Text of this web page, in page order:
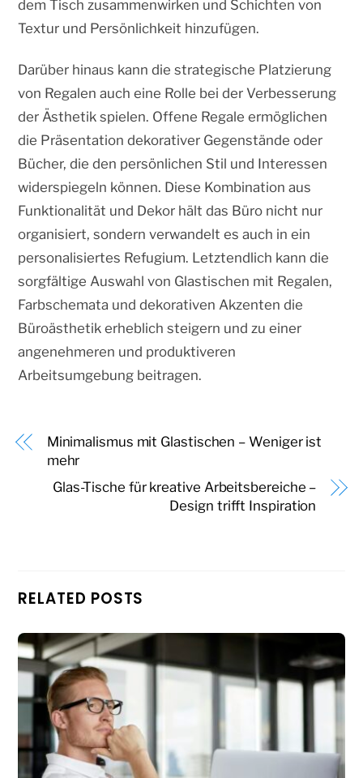
dem Tisch zusammenwirken und Schichten von
Textur und Persönlichkeit hinzufügen.
Darüber hinaus kann die strategische Platzierung
von Regalen auch eine Rolle bei der Verbesserung
der Ästhetik spielen. Offene Regale ermöglichen
die Präsentation dekorativer Gegenstände oder
Bücher, die den persönlichen Stil und Interessen
widerspiegeln können. Diese Kombination aus
Funktionalität und Dekor hält das Büro nicht nur
organisiert, sondern verwandelt es auch in ein
personalisiertes Refugium. Letztendlich kann die
sorgfältige Auswahl von Glastischen mit Regalen,
Farbschemata und dekorativen Akzenten die
Büroästhetik erheblich steigern und zu einer
angenehmeren und produktiveren
Arbeitsumgebung beitragen.
Minimalismus mit Glastischen – Weniger ist
mehr
Glas-Tische für kreative Arbeitsbereiche –
Design trifft Inspiration
RELATED POSTS